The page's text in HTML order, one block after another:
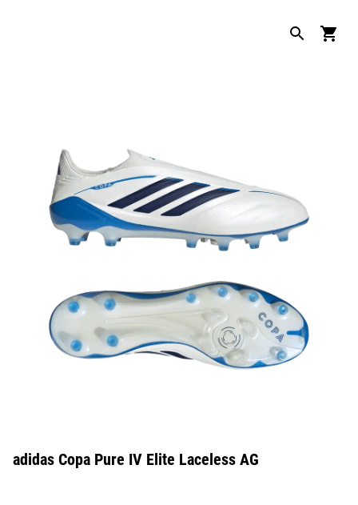
adidas Copa Pure IV Elite Laceless AG